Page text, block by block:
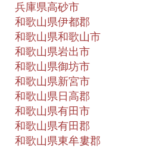
兵庫県高砂市
和歌山県伊都郡
和歌山県和歌山市
和歌山県岩出市
和歌山県御坊市
和歌山県新宮市
和歌山県日高郡
和歌山県有田市
和歌山県有田郡
和歌山県東牟婁郡